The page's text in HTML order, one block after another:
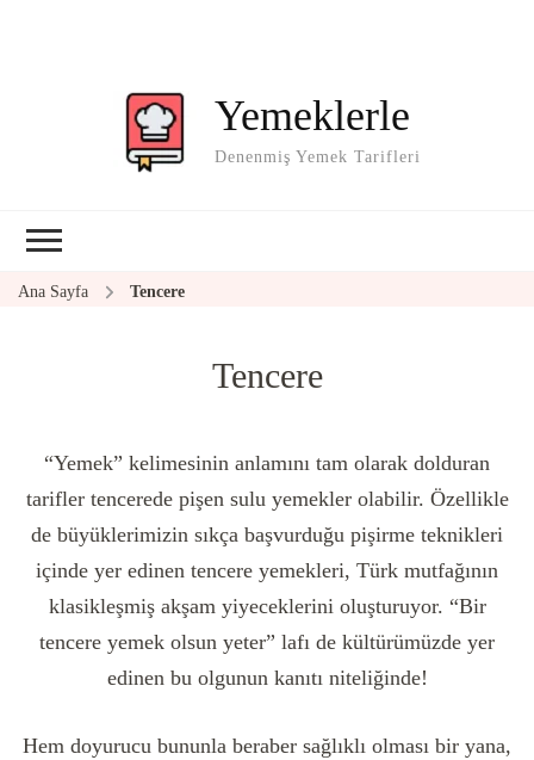
Yemeklerle
Denenmiş Yemek Tarifleri
Ana Sayfa Tencere
Tencere
“Yemek” kelimesinin anlamını tam olarak dolduran
tarifler tencerede pişen sulu yemekler olabilir. Özellikle
de büyüklerimizin sıkça başvurduğu pişirme teknikleri
içinde yer edinen tencere yemekleri, Türk mutfağının
klasikleşmiş akşam yiyeceklerini oluşturuyor. “Bir
tencere yemek olsun yeter” lafı de kültürümüzde yer
edinen bu olgunun kanıtı niteliğinde!
Hem doyurucu bununla beraber sağlıklı olması bir yana,